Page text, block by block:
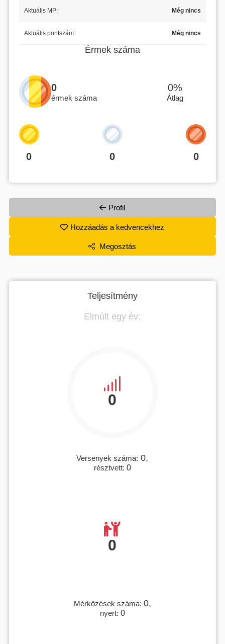
Aktuális MP: Még nincs
Aktuális pontszám: Még nincs
Érmek száma
0
érmek száma
0%
Átlag
0 0 0
Profil
Hozzáadás a kedvencekhez
Megosztás
Teljesítmény
Elmúlt egy év:
0
Versenyek száma: 0,
résztvett: 0
0
Mérkőzések száma: 0,
nyert: 0